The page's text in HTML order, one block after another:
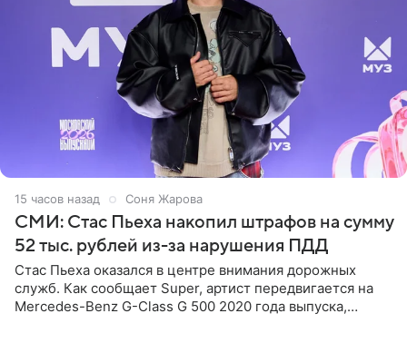
15 часов назад Соня Жарова
СМИ: Стас Пьеха накопил штрафов на сумму
52 тыс. рублей из-за нарушения ПДД
Стас Пьеха оказался в центре внимания дорожных
служб. Как сообщает Super, артист передвигается на
Mercedes-Benz G-Class G 500 2020 года выпуска,